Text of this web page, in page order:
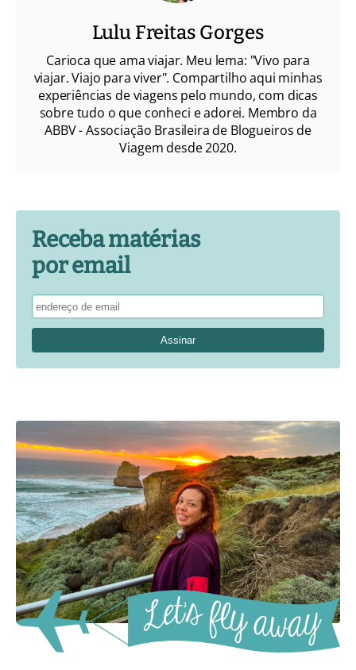
Lulu Freitas Gorges
Carioca que ama viajar. Meu lema: "Vivo para
viajar. Viajo para viver". Compartilho aqui minhas
experiências de viagens pelo mundo, com dicas
sobre tudo o que conheci e adorei. Membro da
ABBV - Associação Brasileira de Blogueiros de
Viagem desde 2020.
Receba matérias
por email